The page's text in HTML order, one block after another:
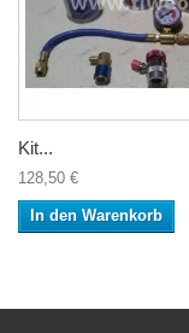
Kit...
128,50 €
In den Warenkorb